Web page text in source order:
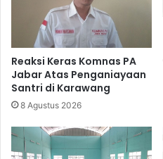
Reaksi Keras Komnas PA
Jabar Atas Penganiayaan
Santri di Karawang
8 Agustus 2026